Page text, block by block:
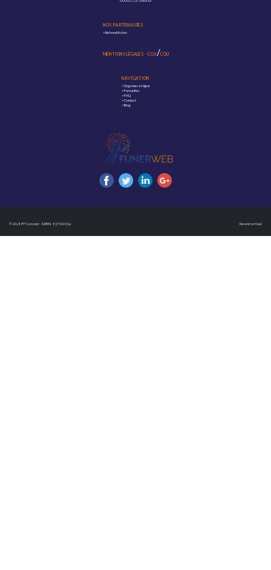
NOS PARTENAIRES
> Reforest'Action
MENTIONS LÉGALES - CGV/CGU
NAVIGATION
>Organisez en ligne
>Formalités
>FAQ
>Contact
> Blog
Revenir en haut
© 2018 PF Concept · SIREN : 837 600 634